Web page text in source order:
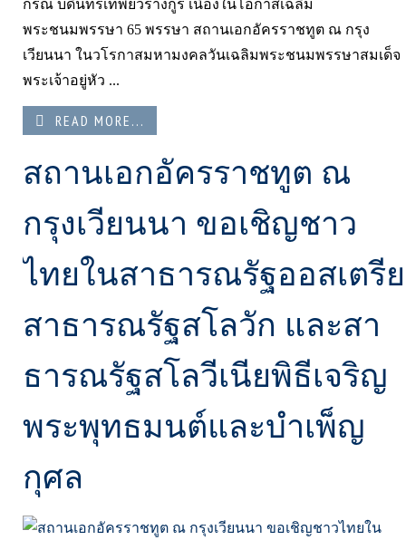
กรณ บดินทรเทพยวรางกูร เนื่องในโอกาสเฉลิม
พระชนมพรรษา 65 พรรษา สถานเอกอัครราชทูต ณ กรุง
เวียนนา ในวโรกาสมหามงคลวันเฉลิมพระชนมพรรษาสมเด็จ
พระเจ้าอยู่หัว ...
READ MORE...
สถานเอกอัครราชทูต ณ
กรุงเวียนนา ขอเชิญชาว
ไทยในสาธารณรัฐออสเตรีย
สาธารณรัฐสโลวัก และสา
ธารณรัฐสโลวีเนียพิธีเจริญ
พระพุทธมนต์และบำเพ็ญ
กุศล